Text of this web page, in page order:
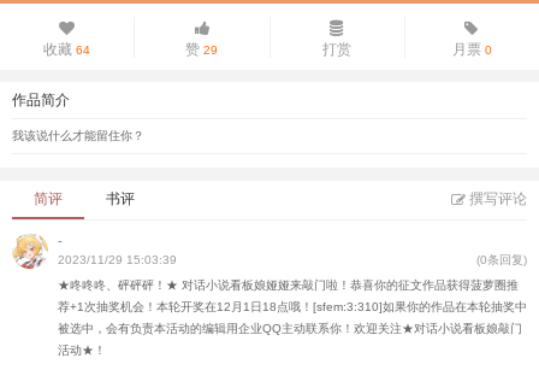
收藏 64 赞 29 打赏 月票0
作品简介
我该说什么才能留住你？
简评 书评 撰写评论
-
2023/11/29 15:03:39
(0条回复)
★咚咚咚、砰砰砰！★ 对话小说看板娘娅娅来敲门啦！恭喜你的征文作品获得菠萝圈推
荐+1次抽奖机会！本轮开奖在12月1日18点哦！[sfem:3:310]如果你的作品在本轮抽奖中
被选中，会有负责本活动的编辑用企业QQ主动联系你！欢迎关注★对话小说看板娘敲门
活动★！